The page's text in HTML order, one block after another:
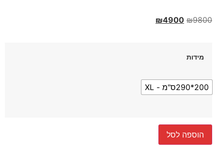
₪9800
₪4900
מידות
200*290ס"מ - XL
הוספה לסל